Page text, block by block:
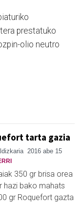
prestatuko
olio neutro
tarta gazia
2016 abe 15
350 gr brisa orea
hazi bako mahats
gr Roquefort gazta